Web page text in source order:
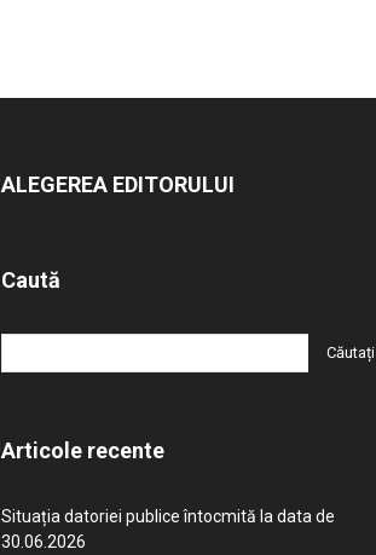
ALEGEREA EDITORULUI
Caută
Articole recente
Situația datoriei publice întocmită la data de
30.06.2026